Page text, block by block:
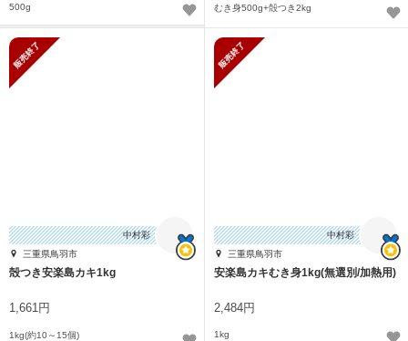
500g むき身500g+殻つき2kg
中村彩
三重県鳥羽市
殻つき安楽島カキ1kg
1,661円
1kg(約10～15個)
中村彩
三重県鳥羽市
安楽島カキむき身1kg(無選別/加熱用)
2,484円
1kg